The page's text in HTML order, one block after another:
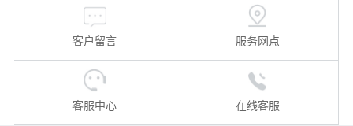
客户留言 服务网点
客服中心 在线客服